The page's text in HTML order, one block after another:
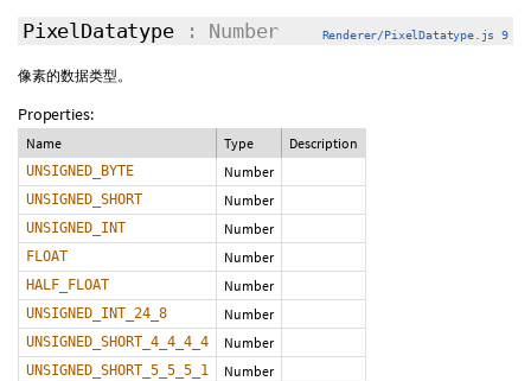
PixelDatatype : Number Renderer/PixelDatatype.js 9
像素的数据类型。
Properties:
Name Type Description
UNSIGNED_BYTE Number
UNSIGNED_SHORT Number
UNSIGNED_INT Number
FLOAT Number
HALF_FLOAT Number
UNSIGNED_INT_24_8 Number
UNSIGNED_SHORT_4_4_4_4 Number
UNSIGNED_SHORT_5_5_5_1 Number